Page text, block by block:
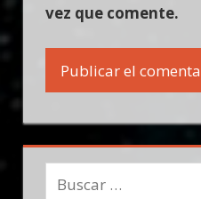
vez que comente.